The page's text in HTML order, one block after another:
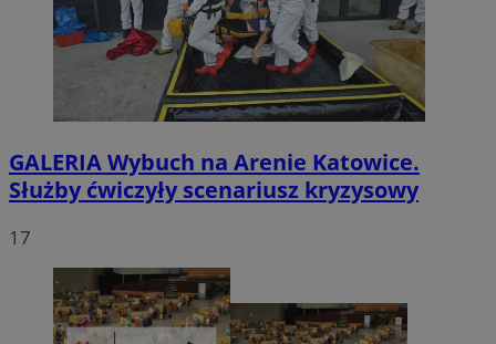
GALERIAWybuch na Arenie Katowice.
Służby ćwiczyły scenariusz kryzysowy
17